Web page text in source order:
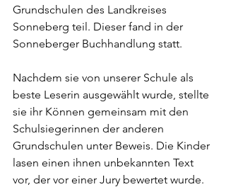
Grundschulen des Landkreises
Sonneberg teil. Dieser fand in der
Sonneberger Buchhandlung statt.
Nachdem sie von unserer Schule als
beste Leserin ausgewählt wurde, stellte
sie ihr Können gemeinsam mit den
Schulsiegerinnen der anderen
Grundschulen unter Beweis. Die Kinder
lasen einen ihnen unbekannten Text
vor, der vor einer Jury bewertet wurde.